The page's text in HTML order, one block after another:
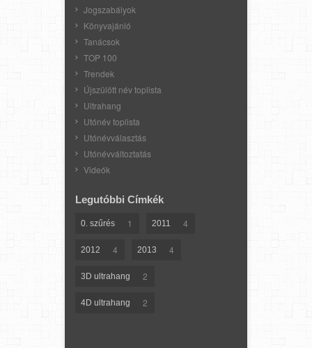
Jogszabályok
Könyvajánló
Tanácsok
TOP 100
Trendek
Újszülött név toplista
Ultrahang
Utónév toplista
Utónévválasztás
Utónévváltoztatás
Videók
Legutóbbi Címkék
0. szűrés 1 2011 4
2012 4 2013 4
3D ultrahang 2
4D ultrahang 2